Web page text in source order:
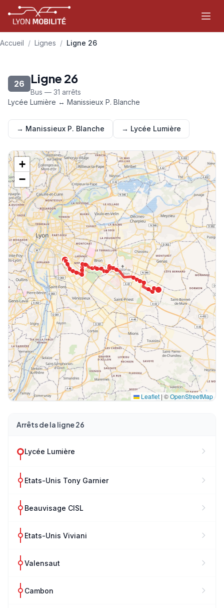
Aller au contenu principal
Accueil / Lignes / Ligne 26
26 Ligne 26
Bus — 31 arrêts
Lycée Lumière ↔ Manissieux P. Blanche
→ Manissieux P. Blanche → Lycée Lumière
Arrêts de la ligne 26
Lycée Lumière
Etats-Unis Tony Garnier
Beauvisage CISL
Etats-Unis Viviani
Valensaut
Cambon
+
−
Leaflet | ©OpenStreetMap